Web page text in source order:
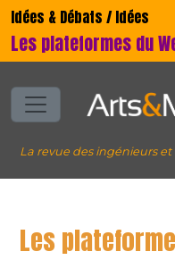
Idées & Débats / Idées
Les plateformes du
La revue des ingénieurs
Les